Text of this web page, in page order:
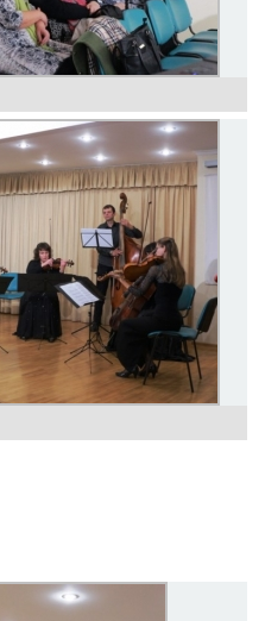
Реріх і Шевченко – два всесвіти
культури